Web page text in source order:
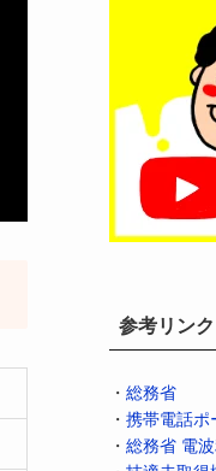
参考リンク
・ 総務省
・ 携帯電話ポ
・ 総務省 電